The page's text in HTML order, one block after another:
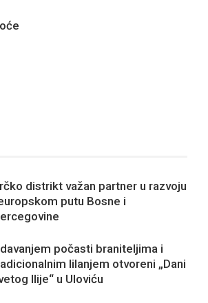
distrikt važan partner u razvoju
putu Bosne i
počasti braniteljima i
lilanjem otvoreni „Dani
Ilije“ u Uloviću